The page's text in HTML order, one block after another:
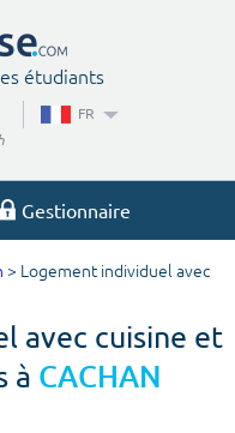
étudiants
FR
Gestionnaire
> Logement individuel avec
avec cuisine et
à CACHAN